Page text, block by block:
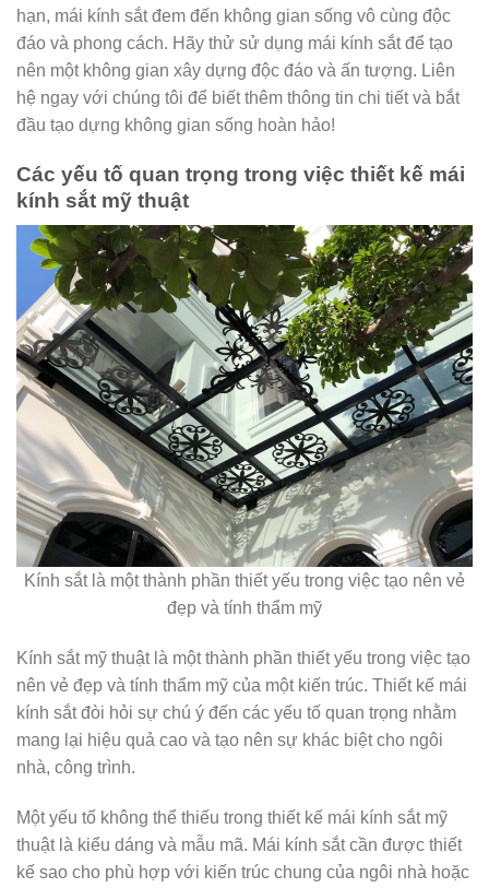
hạn, mái kính sắt đem đến không gian sống vô cùng độc
đáo và phong cách. Hãy thử sử dụng mái kính sắt để tạo
nên một không gian xây dựng độc đáo và ấn tượng. Liên
hệ ngay với chúng tôi để biết thêm thông tin chi tiết và bắt
đầu tạo dựng không gian sống hoàn hảo!
Các yếu tố quan trọng trong việc thiết kế mái
kính sắt mỹ thuật
Kính sắt là một thành phần thiết yếu trong việc tạo nên vẻ
đẹp và tính thẩm mỹ
Kính sắt mỹ thuật là một thành phần thiết yếu trong việc tạo
nên vẻ đẹp và tính thẩm mỹ của một kiến trúc. Thiết kế mái
kính sắt đòi hỏi sự chú ý đến các yếu tố quan trọng nhằm
mang lại hiệu quả cao và tạo nên sự khác biệt cho ngôi
nhà, công trình.
Một yếu tố không thể thiếu trong thiết kế mái kính sắt mỹ
thuật là kiểu dáng và mẫu mã. Mái kính sắt cần được thiết
kế sao cho phù hợp với kiến trúc chung của ngôi nhà hoặc